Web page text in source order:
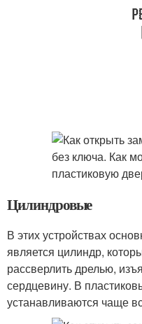
Цилиндровые
В этих устройствах
является цилиндр,
рассверлить дрелью,
сердцевину. В
устанавливаются чаще